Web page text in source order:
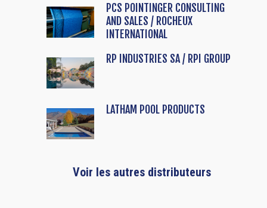
PCS POINTINGER CONSULTING
AND SALES / ROCHEUX
INTERNATIONAL
RP INDUSTRIES SA / RPI GROUP
LATHAM POOL PRODUCTS
Voir les autres distributeurs